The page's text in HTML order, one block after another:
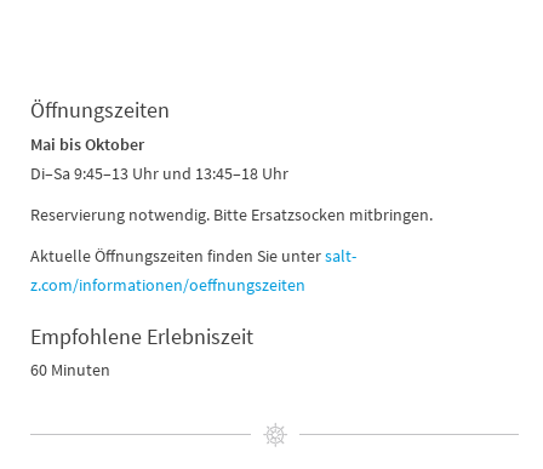
Öffnungszeiten
Mai bis Oktober
Di–Sa 9:45–13 Uhr und 13:45–18 Uhr
Reservierung notwendig. Bitte Ersatzsocken mitbringen.
Aktuelle Öffnungszeiten finden Sie untersalt-
z.com/informationen/oeffnungszeiten
Empfohlene Erlebniszeit
60 Minuten